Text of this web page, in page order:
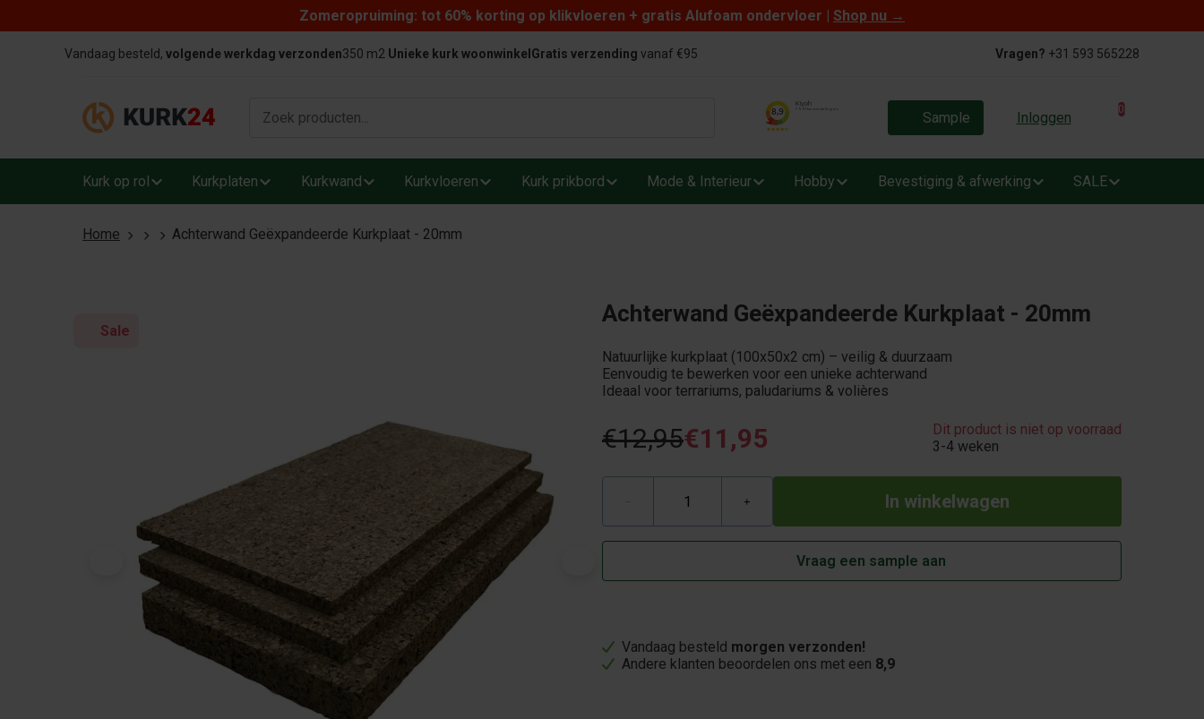
Zomeropruiming: tot 60% korting op klikvloeren + gratis Alufoam ondervloer | Shop nu →
Vandaag besteld, volgende werkdag verzonden350 m2 Unieke kurk woonwinkel Gratis verzending vanaf €95 Vragen? +31 593 565228
Sample Inloggen 0
Kurk op rol Kurkplaten Kurkwand Kurkvloeren Kurk prikbord Mode & Interieur Hobby Bevestiging & afwerking SALE
Home Achterwand Geëxpandeerde Kurkplaat - 20mm
Sale
Achterwand Geëxpandeerde Kurkplaat - 20mm
Natuurlijke kurkplaat (100x50x2 cm) – veilig & duurzaam
Eenvoudig te bewerken voor een unieke achterwand
Ideaal voor terrariums, paludariums & volières
€12,95€11,95
Dit product is niet op voorraad
3-4 weken
+
Vraag een sample aan
Vandaag besteld morgen verzonden!
Andere klanten beoordelen ons met een 8,9